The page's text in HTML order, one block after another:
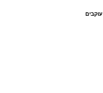
עוקבים